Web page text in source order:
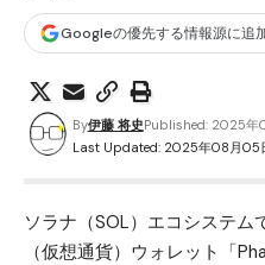
Googleの優先する情報源に追
Last Updated: 2025年08月05
By伊藤 将史Published: 2025年
ソラナ（SOL） エコシステム
（仮想通貨）ウォレット「